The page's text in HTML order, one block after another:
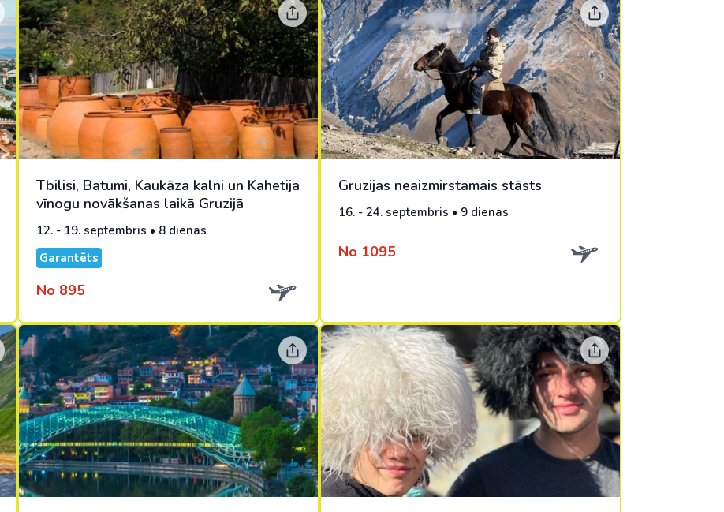
Tbilisi, Batumi, Kaukāza kalni un Kahetija
vīnogu novākšanas laikā Gruzijā
12. - 19. septembris • 8 dienas
Garantēts
No 895
Gruzijas neaizmirstamais stāsts
16. - 24. septembris • 9 dienas
No 1095